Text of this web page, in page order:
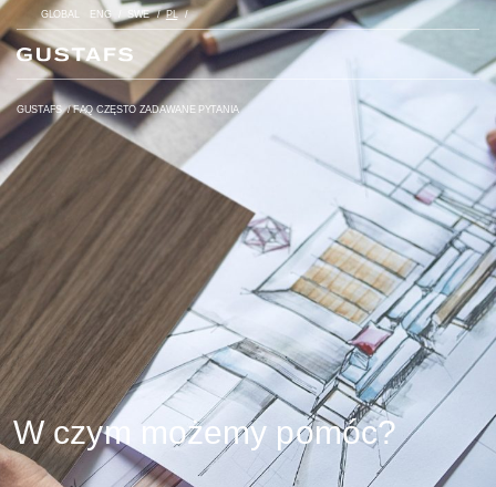
GLOBAL ENG SWE PL
GUSTAFS /FAQ CZĘSTO ZADAWANE PYTANIA
W czym możemy pomóc?